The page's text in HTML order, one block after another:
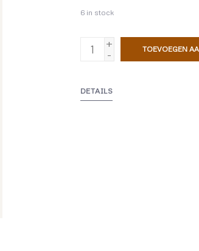
6 in stock
+
-
TOEVOEGEN
DETAILS